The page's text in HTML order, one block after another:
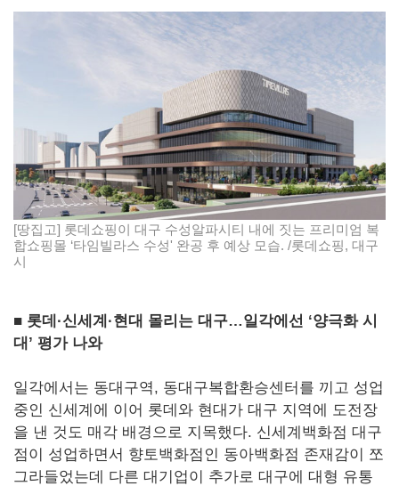
[땅집고] 롯데쇼핑이 대구 수성알파시티 내에 짓는 프리미엄 복
합쇼핑몰 ‘타임빌라스 수성' 완공 후 예상 모습. /롯데쇼핑, 대구
시
■ 롯데·신세계·현대 몰리는 대구…일각에선 ‘양극화 시
대’ 평가 나와
일각에서는 동대구역, 동대구복합환승센터를 끼고 성업
중인 신세계에 이어 롯데와 현대가 대구 지역에 도전장
을 낸 것도 매각 배경으로 지목했다. 신세계백화점 대구
점이 성업하면서 향토백화점인 동아백화점 존재감이 쪼
그라들었는데 다른 대기업이 추가로 대구에 대형 유통